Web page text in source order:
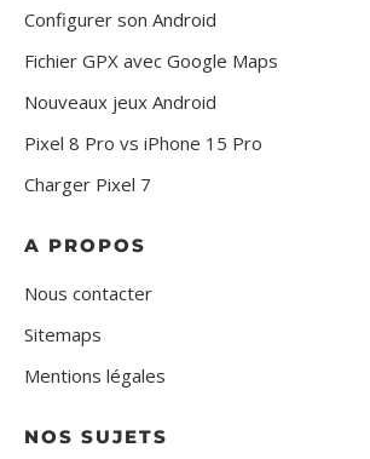
Configurer son Android
Fichier GPX avec Google Maps
Nouveaux jeux Android
Pixel 8 Pro vs iPhone 15 Pro
Charger Pixel 7
A PROPOS
Nous contacter
Sitemaps
Mentions légales
NOS SUJETS